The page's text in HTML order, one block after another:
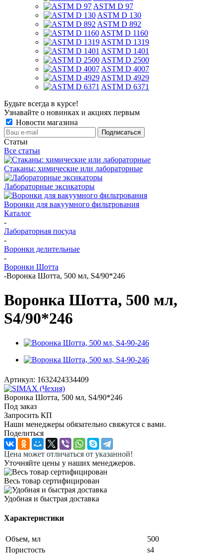
ASTM D 97
ASTM D 130
ASTM D 892
ASTM D 1160
ASTM D 1319
ASTM D 1401
ASTM D 2500
ASTM D 4007
ASTM D 4929
ASTM D 6371
Будьте всегда в курсе!
Узнавайте о новинках и акциях первым
Новости магазина
Статьи
Все статьи
Стаканы: химические или лабораторные
Лабораторные эксикаторы
Воронки для вакуумного фильтрования
Каталог
-
Лабораторная посуда
-
Воронки делительные
-
Воронки Шотта
-Воронка Шотта, 500 мл, S4/90*246
Воронка Шотта, 500 мл,
S4/90*246
Артикул: 1632424334409
Воронка Шотта, 500 мл, S4/90*246
Под заказ
Запросить КП
Наши менеджеры обязательно свяжутся с вами.
Поделиться
Цена может отличаться от указанной!
Уточняйте цены у наших менеджеров.
Весь товар сертифицирован
Удобная и быстрая доставка
Характеристики
Объем, мл
500
Пористость
s4